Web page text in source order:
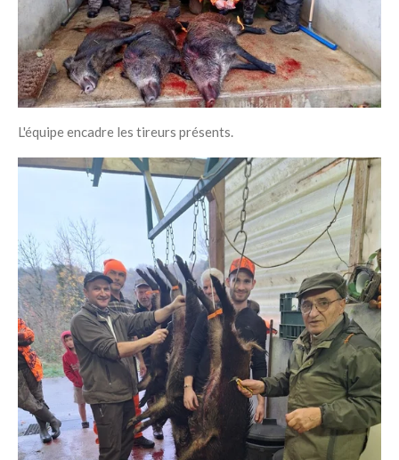
L'équipe encadre les tireurs présents.